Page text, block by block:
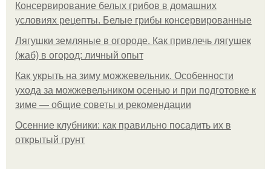
Консервирование белых грибов в домашних
условиях рецепты. Белые грибы консервированные
Лягушки земляные в огороде. Как привлечь лягушек
(жаб) в огород: личный опыт
Как укрыть на зиму можжевельник. Особенности
ухода за можжевельником осенью и при подготовке к
зиме — общие советы и рекомендации
Осенние клубники: как правильно посадить их в
открытый грунт